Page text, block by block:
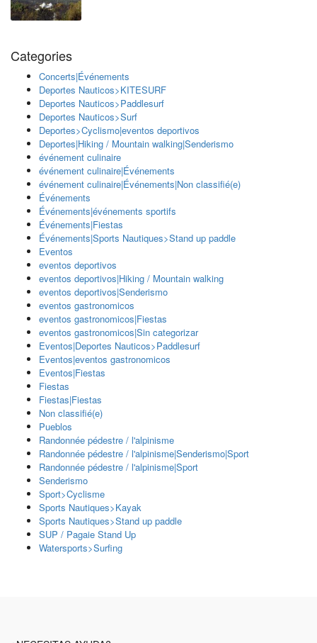
Categories
Concerts|Événements
Deportes Nauticos>KITESURF
Deportes Nauticos>Paddlesurf
Deportes Nauticos>Surf
Deportes>Cyclismo|eventos deportivos
Deportes|Hiking / Mountain walking|Senderismo
événement culinaire
événement culinaire|Événements
événement culinaire|Événements|Non classifié(e)
Événements
Événements|événements sportifs
Événements|Fiestas
Événements|Sports Nautiques>Stand up paddle
Eventos
eventos deportivos
eventos deportivos|Hiking / Mountain walking
eventos deportivos|Senderismo
eventos gastronomicos
eventos gastronomicos|Fiestas
eventos gastronomicos|Sin categorizar
Eventos|Deportes Nauticos>Paddlesurf
Eventos|eventos gastronomicos
Eventos|Fiestas
Fiestas
Fiestas|Fiestas
Non classifié(e)
Pueblos
Randonnée pédestre / l'alpinisme
Randonnée pédestre / l'alpinisme|Senderismo|Sport
Randonnée pédestre / l'alpinisme|Sport
Senderismo
Sport>Cyclisme
Sports Nautiques>Kayak
Sports Nautiques>Stand up paddle
SUP / Pagaie Stand Up
Watersports>Surfing